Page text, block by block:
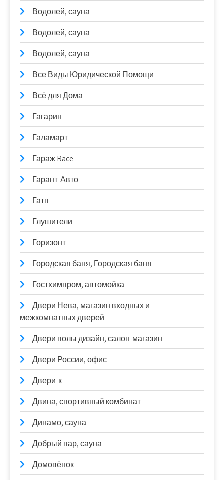
Водолей, сауна
Водолей, сауна
Водолей, сауна
Все Виды Юридической Помощи
Всё для Дома
Гагарин
Галамарт
Гараж Race
Гарант-Авто
Гатп
Глушители
Горизонт
Городская баня, Городская баня
Гостхимпром, автомойка
Двери Нева, магазин входных и
межкомнатных дверей
Двери полы дизайн, салон-магазин
Двери России, офис
Двери-к
Двина, спортивный комбинат
Динамо, сауна
Добрый пар, сауна
Домовёнок